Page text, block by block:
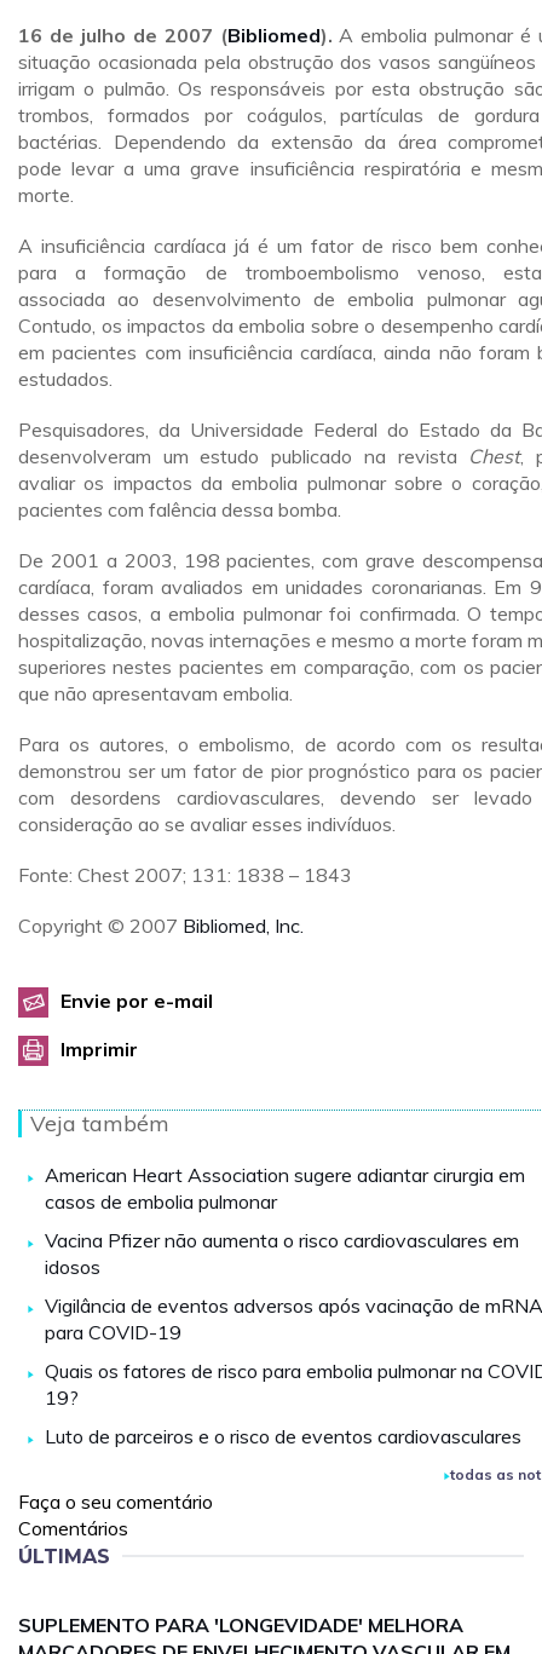
16 de julho de 2007 (Bibliomed).A embolia pulmonar é
situação ocasionada pela obstrução dos vasos sangüíneos
irrigam o pulmão. Os responsáveis por esta obstrução
trombos, formados por coágulos, partículas de
bactérias. Dependendo da extensão da área
pode levar a uma grave insuficiência respiratória e
morte.
A insuficiência cardíaca já é um fator de risco bem
para a formação de tromboembolismo venoso,
associada ao desenvolvimento de embolia pulmonar
Contudo, os impactos da embolia sobre o desempenho
em pacientes com insuficiência cardíaca, ainda não foram
estudados.
Pesquisadores, da Universidade Federal do Estado da
desenvolveram um estudo publicado na revista Chest,
avaliar os impactos da embolia pulmonar sobre o
pacientes com falência dessa bomba.
De 2001 a 2003, 198 pacientes, com grave
cardíaca, foram avaliados em unidades coronarianas. Em
desses casos, a embolia pulmonar foi confirmada. O
hospitalização, novas internações e mesmo a morte foram
superiores nestes pacientes em comparação, com os
que não apresentavam embolia.
Para os autores, o embolismo, de acordo com os
demonstrou ser um fator de pior prognóstico para os
com desordens cardiovasculares, devendo ser
consideração ao se avaliar esses indivíduos.
Fonte: Chest 2007; 131: 1838 – 1843
Copyright © 2007 Bibliomed, Inc.
Envie por e-mail
Imprimir
Veja também
American Heart Association sugere adiantar cirurgia em
casos de embolia pulmonar
Vacina Pfizer não aumenta o risco cardiovasculares em
idosos
Vigilância de eventos adversos após vacinação de mRNA
para COVID-19
Quais os fatores de risco para embolia pulmonar na
19?
Luto de parceiros e o risco de eventos cardiovasculares
todas as
Faça o seu comentário
Comentários
ÚLTIMAS
SUPLEMENTO PARA 'LONGEVIDADE' MELHORA